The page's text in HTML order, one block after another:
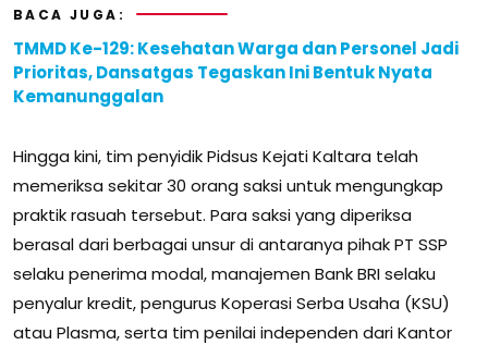
BACA JUGA:
TMMD Ke-129: Kesehatan Warga dan Personel Jadi
Prioritas, Dansatgas Tegaskan Ini Bentuk Nyata
Kemanunggalan
Hingga kini, tim penyidik Pidsus Kejati Kaltara telah
memeriksa sekitar 30 orang saksi untuk mengungkap
praktik rasuah tersebut. Para saksi yang diperiksa
berasal dari berbagai unsur di antaranya pihak PT SSP
selaku penerima modal, manajemen Bank BRI selaku
penyalur kredit, pengurus Koperasi Serba Usaha (KSU)
atau Plasma, serta tim penilai independen dari Kantor